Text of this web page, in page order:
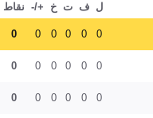
ل ف ت خ +/- نقاط
0
0
0
0
0
0
0
0
0
0
0
0
0
0
0
0
0
0